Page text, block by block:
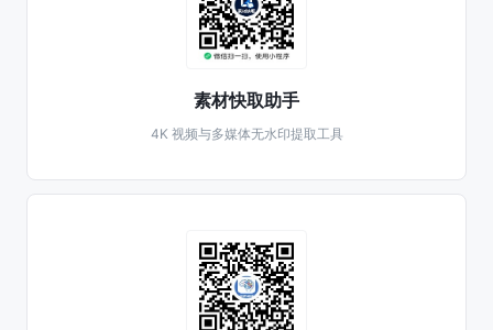
素材快取助手
4K 视频与多媒体无水印提取工具